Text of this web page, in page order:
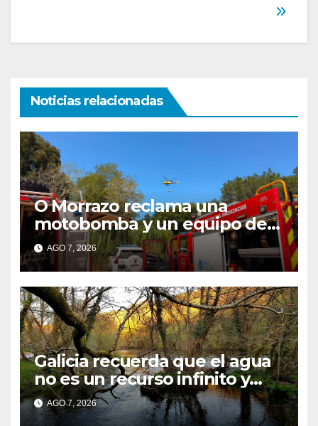
Noticias relacionadas
O Morrazo reclama una
motobomba y un equipo de
brigadistas contra incendios
ante el aumento de conatos
de fuego en la comarca
AGO 7, 2026
Galicia recuerda que el agua
no es un recurso infinito y
apela a convertir el ahorro en
un hábito diario
AGO 7, 2026